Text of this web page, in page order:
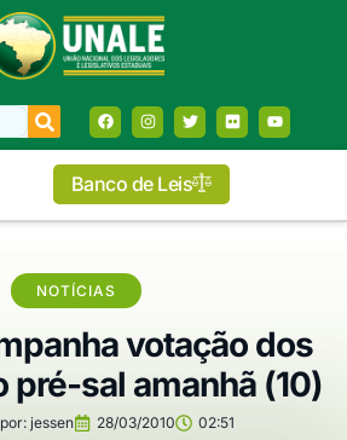
Banco de Leis
NOTÍCIAS
votação dos
pré-sal amanhã (10)
jessen 28/03/2010 02:51